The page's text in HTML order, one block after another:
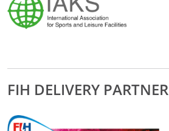
FIH DELIVERY PARTNER